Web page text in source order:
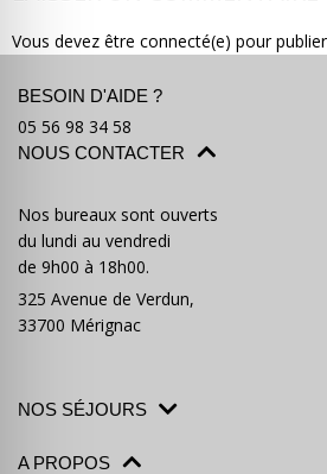
Vous devez être connecté(e) pour
BESOIN D'AIDE ?
05 56 98 34 58
NOUS CONTACTER
Nos bureaux sont ouverts
du lundi au vendredi
de 9h00 à 18h00.
325 Avenue de Verdun,
33700 Mérignac
NOS SÉJOURS
A PROPOS